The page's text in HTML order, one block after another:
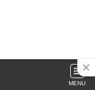
MENU